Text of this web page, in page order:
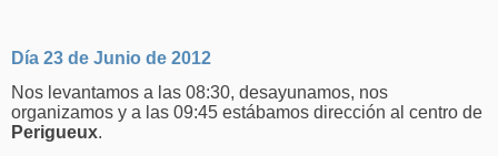
Día 23 de Junio de 2012
Nos levantamos a las 08:30, desayunamos, nos
organizamos y a las 09:45 estábamos dirección al centro de
Perigueux.